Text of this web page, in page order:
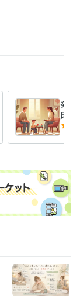
経験年数 : 16年
発達
床心
カウ